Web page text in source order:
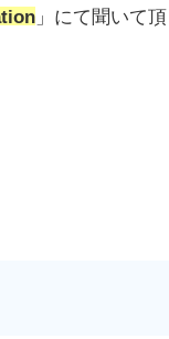
」にて聞いて頂